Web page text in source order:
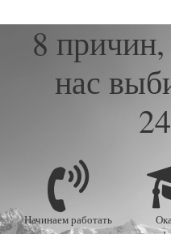
8
нас
Начинаем работать